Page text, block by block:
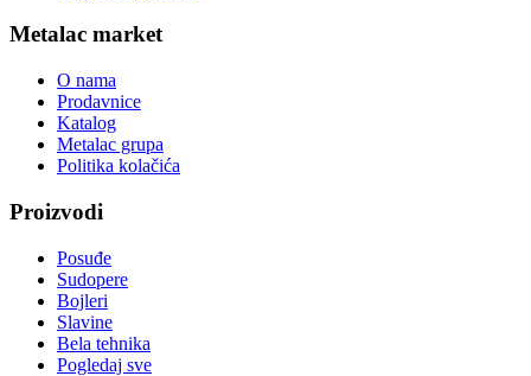
Metalac market
O nama
Prodavnice
Katalog
Metalac grupa
Politika kolačića
Proizvodi
Posuđe
Sudopere
Bojleri
Slavine
Bela tehnika
Pogledaj sve